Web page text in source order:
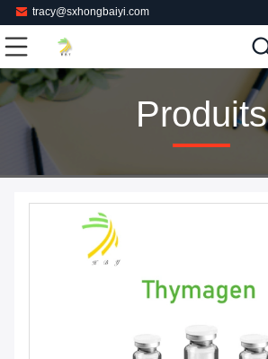
tracy@sxhongbaiyi.com
Produits